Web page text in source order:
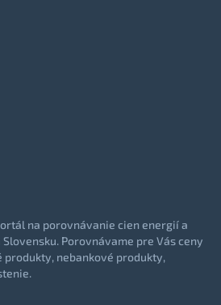
na porovnávanie cien energií a
Porovnávame pre Vás ceny
nebankové produkty,